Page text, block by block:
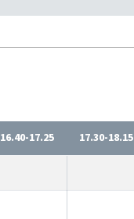
16.40-17.25 17.30-18.15